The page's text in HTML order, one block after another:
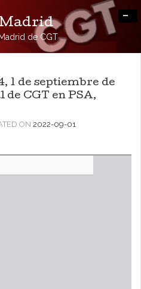
de CGT
-
1 de septiembre de
de CGT en PSA,
ON 2022-09-01